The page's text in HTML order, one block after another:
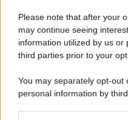
Please note that after your
may continue seeing
information utilized by us
third parties prior to your
You may separately opt-
personal information by